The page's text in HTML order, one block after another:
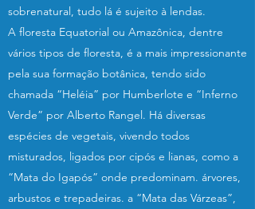
sobrenatural, tudo lá é sujeito à lendas.
A floresta Equatorial ou Amazônica, dentre
vários tipos de floresta, é a mais impressionante
pela sua formação botânica, tendo sido
chamada “Heléia” por Humberlote e “Inferno
Verde” por Alberto Rangel. Há diversas
espécies de vegetais, vivendo todos
misturados, ligados por cipós e lianas, como a
“Mata do Igapós” onde predominam. árvores,
arbustos e trepadeiras. a “Mata das Várzeas”,